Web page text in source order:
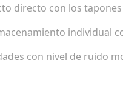
directo con los
individual
con nivel de ruido